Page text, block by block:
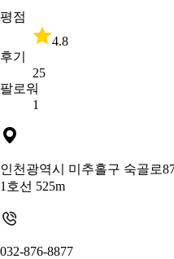
평점
4.8
후기
25
팔로워
1
인천광역시 미추홀구 숙골로
1호선 525m
032-876-8877